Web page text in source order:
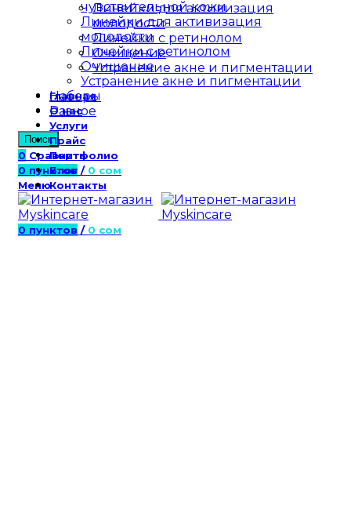
чувствительной кожи
Линейки для активизация
молодости
Линейки с ретинолом
Очищение
Устранение акне и пигментации
Наборы
Разное
Поиск
0 Сравнить
0 пунктов / 0 сом
Меню
0 пунктов / 0 сом
Линейки для активизация
молодости
Линейки с ретинолом
Очищение
Устранение акне и пигментации
Главная
О нас
Услуги
Прайс
Портфолио
Блог
Контакты